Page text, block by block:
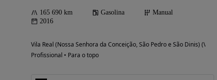
165 690 km Gasolina
Manual
2016
Vila Real (Nossa Senhora da Conceição, São Pedro e São Dinis) (Vila
Profissional • Para o topo